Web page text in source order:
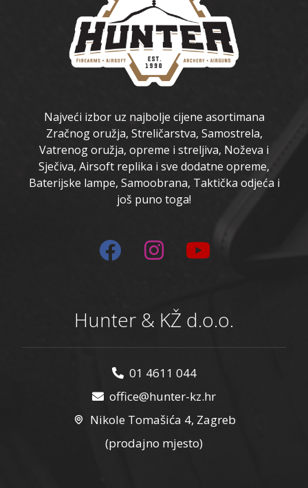
Najveći izbor uz najbolje cijene asortimana
Zračnog oružja, Streličarstva, Samostrela,
Vatrenog oružja, opreme i streljiva, Noževa i
Sječiva, Airsoft replika i sve dodatne opreme,
Baterijske lampe, Samoobrana, Taktička odjeća i
još puno toga!
Hunter & KŽ d.o.o.
01 4611 044
office@hunter-kz.hr
Nikole Tomašića 4, Zagreb
(prodajno mjesto)